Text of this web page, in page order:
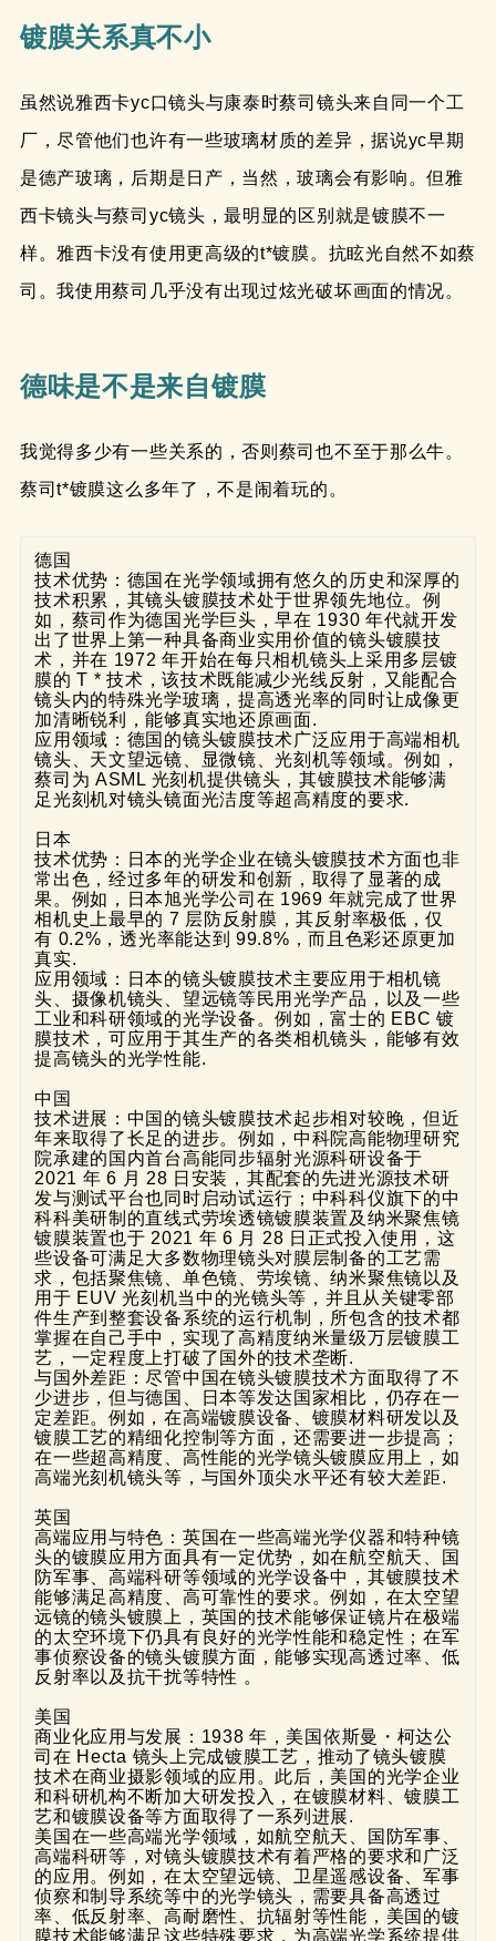
镀膜关系真不小
虽然说雅西卡yc口镜头与康泰时蔡司镜头来自同一个工
厂，尽管他们也许有一些玻璃材质的差异，据说yc早期
是德产玻璃，后期是日产，当然，玻璃会有影响。但雅
西卡镜头与蔡司yc镜头，最明显的区别就是镀膜不一
样。雅西卡没有使用更高级的t*镀膜。抗眩光自然不如蔡
司。我使用蔡司几乎没有出现过炫光破坏画面的情况。
德味是不是来自镀膜
我觉得多少有一些关系的，否则蔡司也不至于那么牛。
蔡司t*镀膜这么多年了，不是闹着玩的。
德国
技术优势：德国在光学领域拥有悠久的历史和深厚的
技术积累，其镜头镀膜技术处于世界领先地位。例
如，蔡司作为德国光学巨头，早在 1930 年代就开发
出了世界上第一种具备商业实用价值的镜头镀膜技
术，并在 1972 年开始在每只相机镜头上采用多层镀
膜的 T * 技术，该技术既能减少光线反射，又能配合
镜头内的特殊光学玻璃，提高透光率的同时让成像更
加清晰锐利，能够真实地还原画面.
应用领域：德国的镜头镀膜技术广泛应用于高端相机
镜头、天文望远镜、显微镜、光刻机等领域。例如，
蔡司为 ASML 光刻机提供镜头，其镀膜技术能够满
足光刻机对镜头镜面光洁度等超高精度的要求.
日本
技术优势：日本的光学企业在镜头镀膜技术方面也非
常出色，经过多年的研发和创新，取得了显著的成
果。例如，日本旭光学公司在 1969 年就完成了世界
相机史上最早的 7 层防反射膜，其反射率极低，仅
有 0.2%，透光率能达到 99.8%，而且色彩还原更加
真实.
应用领域：日本的镜头镀膜技术主要应用于相机镜
头、摄像机镜头、望远镜等民用光学产品，以及一些
工业和科研领域的光学设备。例如，富士的 EBC 镀
膜技术，可应用于其生产的各类相机镜头，能够有效
提高镜头的光学性能.
中国
技术进展：中国的镜头镀膜技术起步相对较晚，但近
年来取得了长足的进步。例如，中科院高能物理研究
院承建的国内首台高能同步辐射光源科研设备于
2021 年 6 月 28 日安装，其配套的先进光源技术研
发与测试平台也同时启动试运行；中科科仪旗下的中
科科美研制的直线式劳埃透镜镀膜装置及纳米聚焦镜
镀膜装置也于 2021 年 6 月 28 日正式投入使用，这
些设备可满足大多数物理镜头对膜层制备的工艺需
求，包括聚焦镜、单色镜、劳埃镜、纳米聚焦镜以及
用于 EUV 光刻机当中的光镜头等，并且从关键零部
件生产到整套设备系统的运行机制，所包含的技术都
掌握在自己手中，实现了高精度纳米量级万层镀膜工
艺，一定程度上打破了国外的技术垄断.
与国外差距：尽管中国在镜头镀膜技术方面取得了不
少进步，但与德国、日本等发达国家相比，仍存在一
定差距。例如，在高端镀膜设备、镀膜材料研发以及
镀膜工艺的精细化控制等方面，还需要进一步提高；
在一些超高精度、高性能的光学镜头镀膜应用上，如
高端光刻机镜头等，与国外顶尖水平还有较大差距.
英国
高端应用与特色：英国在一些高端光学仪器和特种镜
头的镀膜应用方面具有一定优势，如在航空航天、国
防军事、高端科研等领域的光学设备中，其镀膜技术
能够满足高精度、高可靠性的要求。例如，在太空望
远镜的镜头镀膜上，英国的技术能够保证镜片在极端
的太空环境下仍具有良好的光学性能和稳定性；在军
事侦察设备的镜头镀膜方面，能够实现高透过率、低
反射率以及抗干扰等特性 。
美国
商业化应用与发展：1938 年，美国依斯曼・柯达公
司在 Hecta 镜头上完成镀膜工艺，推动了镜头镀膜
技术在商业摄影领域的应用。此后，美国的光学企业
和科研机构不断加大研发投入，在镀膜材料、镀膜工
艺和镀膜设备等方面取得了一系列进展.
美国在一些高端光学领域，如航空航天、国防军事、
高端科研等，对镜头镀膜技术有着严格的要求和广泛
的应用。例如，在太空望远镜、卫星遥感设备、军事
侦察和制导系统等中的光学镜头，需要具备高透过
率、低反射率、高耐磨性、抗辐射等性能，美国的镀
膜技术能够满足这些特殊要求，为高端光学系统提供